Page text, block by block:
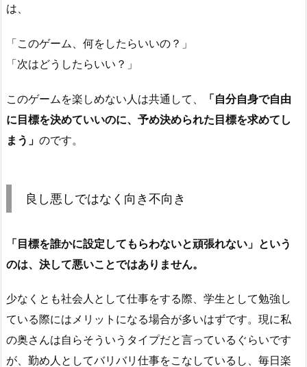
は、
「このゲーム、何をしたらいいの？」
「次はどうしたらいい？」
このゲームを楽しめない人は共通して、
「自分自身で自由
に目標を決めていいのに、予め決められた目標を求めてし
まう」 のです。
良し悪しではなく向き不向き
「目標を誰かに設定してもらわないと頑張れない」という
のは、決して悪いことではありません。
少なくとも社会人として仕事をする際、学生として勉強し
ている際にはメリットになる場合が多いはずです。現に私
の奥さんは自らそういうタイプだと言っているぐらいです
が、勤め人としてバリバリ仕事をこなしているし、毎日楽